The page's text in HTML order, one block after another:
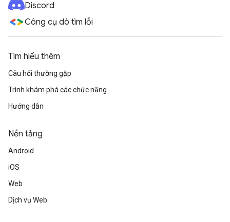
Discord
Công cụ dò tìm lỗi
Tìm hiểu thêm
Câu hỏi thường gặp
Trình khám phá các chức năng
Hướng dẫn
Nền tảng
Android
iOS
Web
Dịch vụ Web